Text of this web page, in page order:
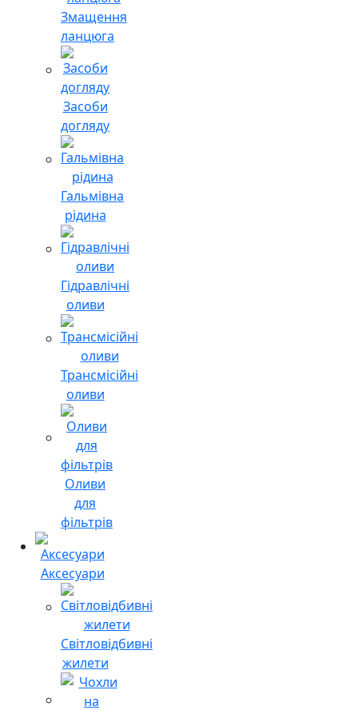
Змащення
ланцюга
Засоби
догляду
Гальмівна
рідина
Гідравлічні
оливи
Трансмісійні
оливи
Оливи
для
фільтрів
Аксесуари
Світловідбивні
жилети